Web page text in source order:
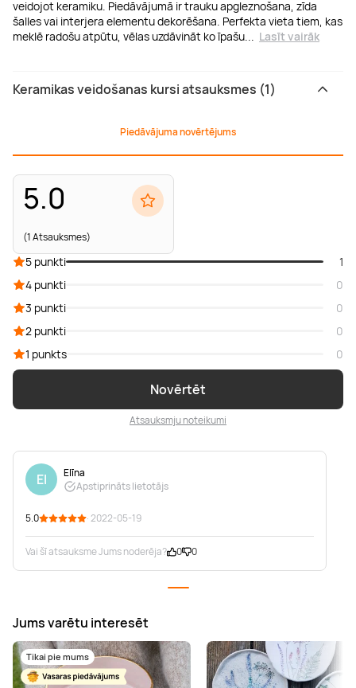
veidojot keramiku. Piedāvājumā ir trauku apgleznošana, zīda
šalles vai interjera elementu dekorēšana. Perfekta vieta tiem, kas
meklē radošu atpūtu, vēlas uzdāvināt ko īpašu
Lasīt vairāk
Keramikas veidošanas kursi atsauksmes (1)
Piedāvājuma novērtējums
5.0
(1 Atsauksmes)
Novērtēt
Atsauksmju noteikumi
5 punkti
1
4 punkti
0
3 punkti
0
2 punkti
0
1 punkts
0
El
Elīna
Apstiprināts lietotājs
5.0 · 2022-05-19
Vai šī atsauksme Jums noderēja? 0 0
Jums varētu interesēt
Tikai pie mums